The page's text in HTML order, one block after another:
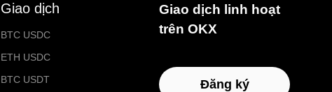
Giao dịch
BTC USDC
ETH USDC
BTC USDT
Giao dịch linh hoạt
trên OKX
Đăng ký